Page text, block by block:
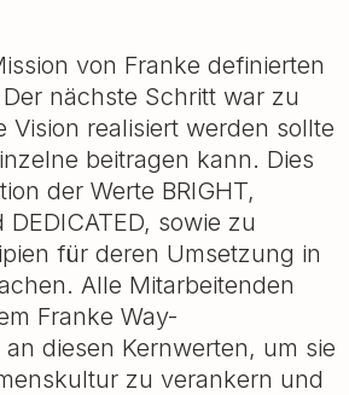
von Franke definierten
nächste Schritt war zu
Vision realisiert werden sollte
beitragen kann. Dies
der Werte BRIGHT,
DEDICATED, sowie zu
für deren Umsetzung in
Alle Mitarbeitenden
Franke Way-
diesen Kernwerten, um sie
zu verankern und